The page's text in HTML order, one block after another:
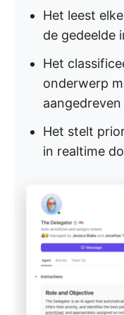
Het leest
de gedeelde
Het
onderwerp
Het stelt
in realtime